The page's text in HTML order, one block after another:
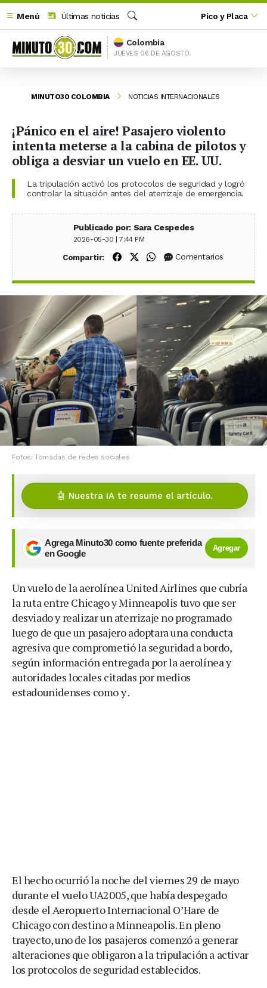
Menú
Últimas noticias
Buscar
Pico y Placa
Colombia
JUEVES 06 DE AGOSTO
MINUTO30 COLOMBIA NOTICIAS INTERNACIONALES
¡Pánico en el aire! Pasajero violento
intenta meterse a la cabina de pilotos y
obliga a desviar un vuelo en EE. UU.
La tripulación activó los protocolos de seguridad y logró
controlar la situación antes del aterrizaje de emergencia.
Publicado por: Sara Cespedes
2026-05-30 | 7:44 PM
Compartir: Compartir en Facebook
Compartir en X (Twitter)
Compartir en WhatsApp
Comentarios
Fotos: Tomadas de redes sociales
🤖 Nuestra IA te resume el artículo.
Agrega Minuto30 como fuente preferida
en Google
Agregar
Un vuelo de la aerolínea United Airlines que cubría
la ruta entre Chicago y Minneapolis tuvo que ser
desviado y realizar un aterrizaje no programado
luego de que un pasajero adoptara una conducta
agresiva que comprometió la seguridad a bordo,
según información entregada por la aerolínea y
autoridades locales citadas por medios
estadounidenses como y .
El hecho ocurrió la noche del viernes 29 de mayo
durante el vuelo UA2005, que había despegado
desde el Aeropuerto Internacional O’Hare de
Chicago con destino a Minneapolis. En pleno
trayecto, uno de los pasajeros comenzó a generar
alteraciones que obligaron a la tripulación a activar
los protocolos de seguridad establecidos.